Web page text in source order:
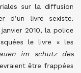
sur la diffusion
d’un livre sexiste.
2010, la police
le livre « les
im schutz des
être frappées